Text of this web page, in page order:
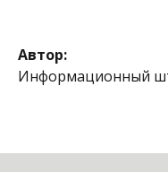
Автор:
Информационный